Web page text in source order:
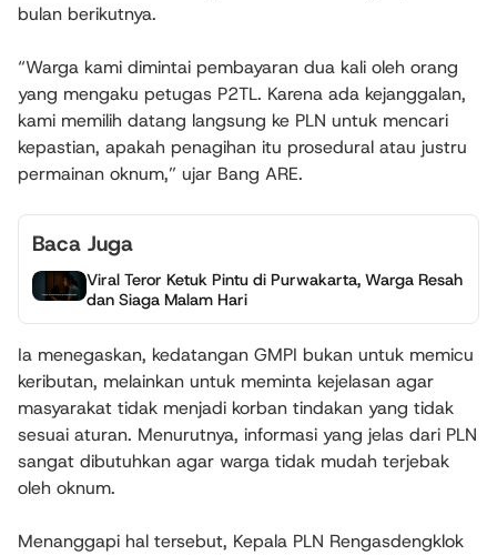
bulan berikutnya.
“Warga kami dimintai pembayaran dua kali oleh orang
yang mengaku petugas P2TL. Karena ada kejanggalan,
kami memilih datang langsung ke PLN untuk mencari
kepastian, apakah penagihan itu prosedural atau justru
permainan oknum,” ujar Bang ARE.
Baca Juga
Viral Teror Ketuk Pintu di Purwakarta, Warga Resah
dan Siaga Malam Hari
Ia menegaskan, kedatangan GMPI bukan untuk memicu
keributan, melainkan untuk meminta kejelasan agar
masyarakat tidak menjadi korban tindakan yang tidak
sesuai aturan. Menurutnya, informasi yang jelas dari PLN
sangat dibutuhkan agar warga tidak mudah terjebak
oleh oknum.
Menanggapi hal tersebut, Kepala PLN Rengasdengklok